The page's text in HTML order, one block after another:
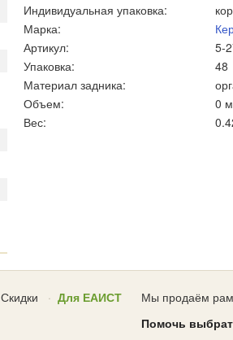
Индивидуальная упаковка:
Марка:
Артикул:
5-
Упаковка:
48
Материал задника:
Объем:
0
Вес:
Скидки Для ЕАИСТ
Мы продаём
Помочь